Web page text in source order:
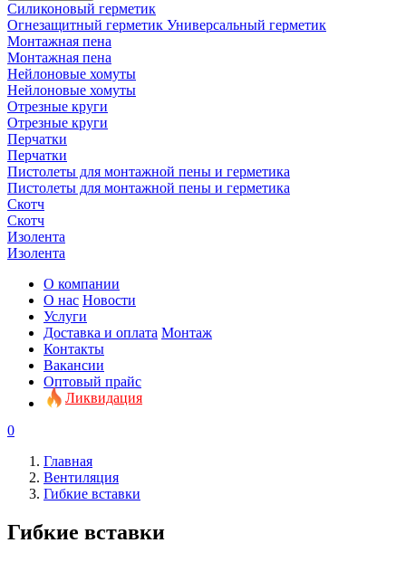
Силиконовый герметик
Огнезащитный герметик Универсальный герметик
Монтажная пена
Монтажная пена
Нейлоновые хомуты
Нейлоновые хомуты
Отрезные круги
Отрезные круги
Перчатки
Перчатки
Пистолеты для монтажной пены и герметика
Пистолеты для монтажной пены и герметика
Скотч
Скотч
Изолента
Изолента
О компании
О нас Новости
Услуги
Доставка и оплата Монтаж
Контакты
Вакансии
Оптовый прайс
Ликвидация
0
Главная
Вентиляция
Гибкие вставки
Гибкие вставки